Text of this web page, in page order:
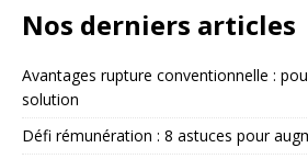
Nos derniers articles
Avantages rupture conventionnelle :
solution
Défi rémunération : 8 astuces pour